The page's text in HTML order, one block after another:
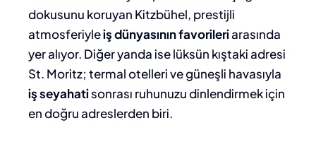
dokusunu koruyan Kitzbühel, prestijli
atmosferiyleiş dünyasının favorileriarasında
yer alıyor. Diğer yanda ise lüksün kıştaki adresi
St. Moritz; termal otelleri ve güneşli havasıyla
iş seyahatisonrası ruhunuzu dinlendirmek için
en doğru adreslerden biri.